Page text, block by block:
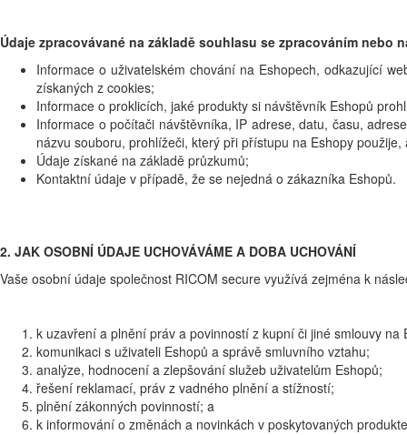
Údaje zpracovávané na základě souhlasu se zpracováním nebo
Informace o uživatelském chování na Eshopech, odkazující
získaných z cookies;
Informace o proklicích, jaké produkty si návštěvník Eshopů
Informace o počítači návštěvníka, IP adrese, datu, času,
názvu souboru, prohlížeči, který při přístupu na Eshopy
Údaje získané na základě průzkumů;
Kontaktní údaje v případě, že se nejedná o zákazníka Eshopů.
2. JAK OSOBNÍ ÚDAJE UCHOVÁVÁME A DOBA UCHOVÁNÍ
Vaše osobní údaje společnost RICOM secure využívá zejména k
k uzavření a plnění práv a povinností z kupní či jiné smlouvy na
komunikaci s uživateli Eshopů a správě smluvního vztahu;
analýze, hodnocení a zlepšování služeb uživatelům Eshopů;
řešení reklamací, práv z vadného plnění a stížností;
plnění zákonných povinností; a
k informování o změnách a novinkách v poskytovaných